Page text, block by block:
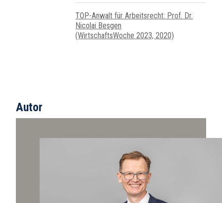
TOP-Anwalt für Arbeitsrecht: Prof. Dr.
Nicolai Besgen
(WirtschaftsWoche 2023, 2020)
Autor